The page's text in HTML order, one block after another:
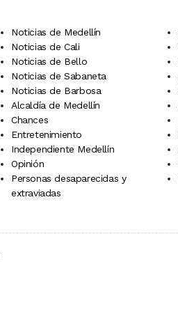
Noticias de Medellín
Noticias de Cali
Noticias de Bello
Noticias de Sabaneta
Noticias de Barbosa
Alcaldía de Medellín
Chances
Entretenimiento
Independiente Medellín
Opinión
Personas desaparecidas y
extraviadas